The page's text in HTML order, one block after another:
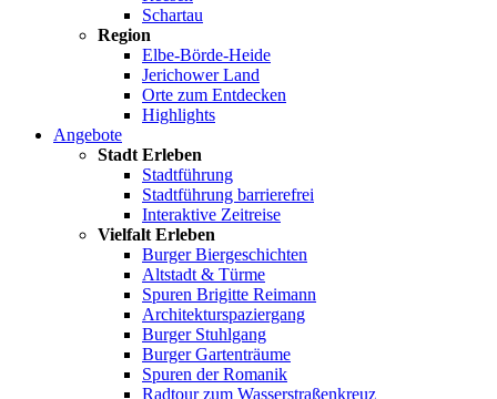
Schartau
Region
Elbe-Börde-Heide
Jerichower Land
Orte zum Entdecken
Highlights
Angebote
Stadt Erleben
Stadtführung
Stadtführung barrierefrei
Interaktive Zeitreise
Vielfalt Erleben
Burger Biergeschichten
Altstadt & Türme
Spuren Brigitte Reimann
Architekturspaziergang
Burger Stuhlgang
Burger Gartenträume
Spuren der Romanik
Radtour zum Wasserstraßenkreuz